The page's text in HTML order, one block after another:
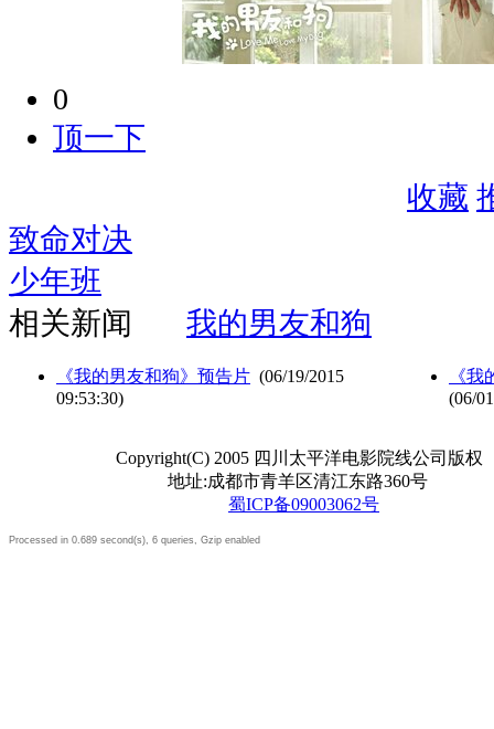
0
顶一下
收藏
致命对决
少年班
相关新闻
我的男友和狗
《我的男友和狗》预告片 (06/19/2015
09:53:30)
《
(06/
Copyright(C) 2005 四川太平洋电影院线公司版权
地址:成都市青羊区清江东路360号
蜀ICP备09003062号
Processed in 0.689 second(s), 6 queries, Gzip enabled